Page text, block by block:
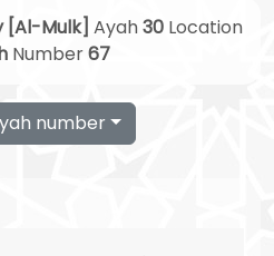
[Al-Mulk] Ayah30 Location
Number67
number